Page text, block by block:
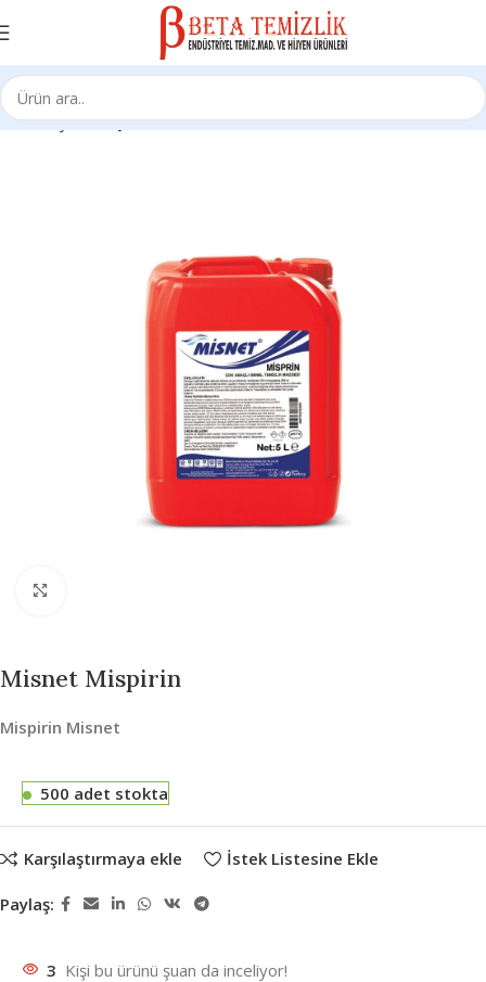
Ana Sayfa Kimyasal Ürünleri
Misnet Mispirin
Mispirin Misnet
500 adet stokta
Karşılaştırmaya ekle İstek Listesine Ekle
Paylaş:
3 Kişi bu ürünü şuan da inceliyor!